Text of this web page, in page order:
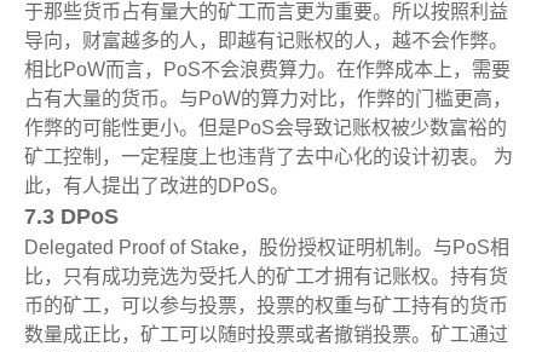
于那些货币占有量大的矿工而言更为重要。所以按照利益
导向，财富越多的人，即越有记账权的人，越不会作弊。
相比PoW而言，PoS不会浪费算力。在作弊成本上，需要
占有大量的货币。与PoW的算力对比，作弊的门槛更高，
作弊的可能性更小。但是PoS会导致记账权被少数富裕的
矿工控制，一定程度上也违背了去中心化的设计初衷。 为
此，有人提出了改进的DPoS。
7.3 DPoS
Delegated Proof of Stake，股份授权证明机制。与PoS相
比，只有成功竞选为受托人的矿工才拥有记账权。持有货
币的矿工，可以参与投票，投票的权重与矿工持有的货币
数量成正比，矿工可以随时投票或者撤销投票。矿工通过